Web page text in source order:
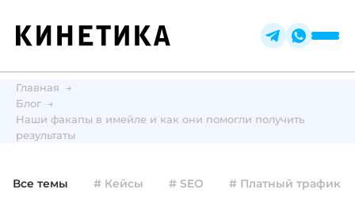
Главная
Блог
Наши факапы в имейле и как они помогли получить
результаты
Все темы # Кейсы # SEO # Платный трафик